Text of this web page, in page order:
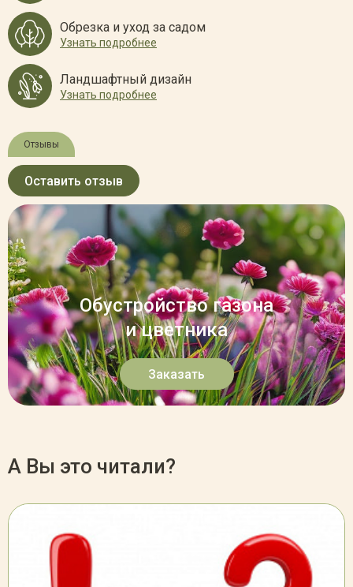
Обрезка и уход за садом
Узнать подробнее
Ландшафтный дизайн
Узнать подробнее
Отзывы
Оставить отзыв
Обустройство газона
и цветника
Заказать
А Вы это читали?